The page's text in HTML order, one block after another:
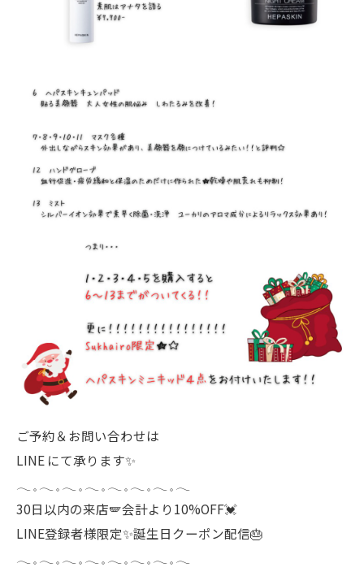
ご予約＆お問い合わせは
LINE にて承ります✨
𓂃 𓈒 𓂃 𓈒 𓂃 𓈒 𓂃 𓈒 𓂃 𓈒 𓂃 𓈒 𓂃 𓈒 𓂃
30日以内の来店🪽会計より10%OFF💓
LINE登録者様限定✨誕生日クーポン配信🎂
𓂃 𓈒 𓂃 𓈒 𓂃 𓈒 𓂃 𓈒 𓂃 𓈒 𓂃 𓈒 𓂃 𓈒 𓂃